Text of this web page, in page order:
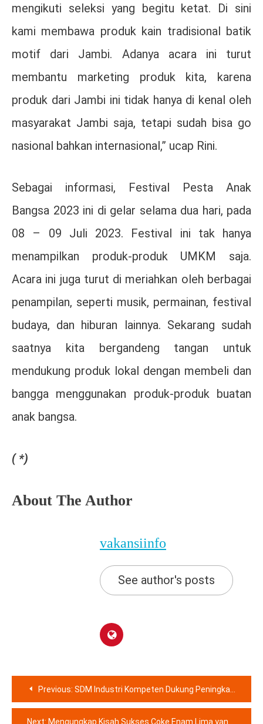
mengikuti seleksi yang begitu ketat. Di sini
kami membawa produk kain tradisional batik
motif dari Jambi. Adanya acara ini turut
membantu marketing produk kita, karena
produk dari Jambi ini tidak hanya di kenal oleh
masyarakat Jambi saja, tetapi sudah bisa go
nasional bahkan internasional,” ucap Rini.
Sebagai informasi, Festival Pesta Anak
Bangsa 2023 ini di gelar selama dua hari, pada
08 – 09 Juli 2023. Festival ini tak hanya
menampilkan produk-produk UMKM saja.
Acara ini juga turut di meriahkan oleh berbagai
penampilan, seperti musik, permainan, festival
budaya, dan hiburan lainnya. Sekarang sudah
saatnya kita bergandeng tangan untuk
mendukung produk lokal dengan membeli dan
bangga menggunakan produk-produk buatan
anak bangsa.
( *)
About The Author
vakansiinfo
See author's posts
Navigasi
pos
Previous: SDM Industri Kompeten Dukung Peningkatan Ekonomi Daerah
Next: Mengungkap Kisah Sukses Coke Enam Lima yang Menjadi CEO GMT TikTok Indonesia